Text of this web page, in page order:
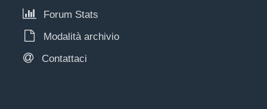
Forum Stats
Modalità archivio
Contattaci